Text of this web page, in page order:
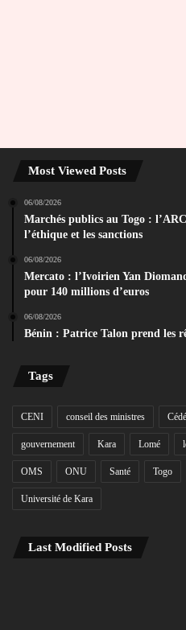
Most Viewed Posts
06/08/2026
Marchés publics au Togo :
l’éthique et les sanctions
06/08/2026
Mercato : l’Ivoirien Yan
pour 140 millions d’euros
06/08/2026
Bénin : Patrice Talon prend les
Tags
CENI conseil des ministres
gouvernement Kara Lomé
OMS ONU Santé Togo
Université de Kara
Last Modified Posts